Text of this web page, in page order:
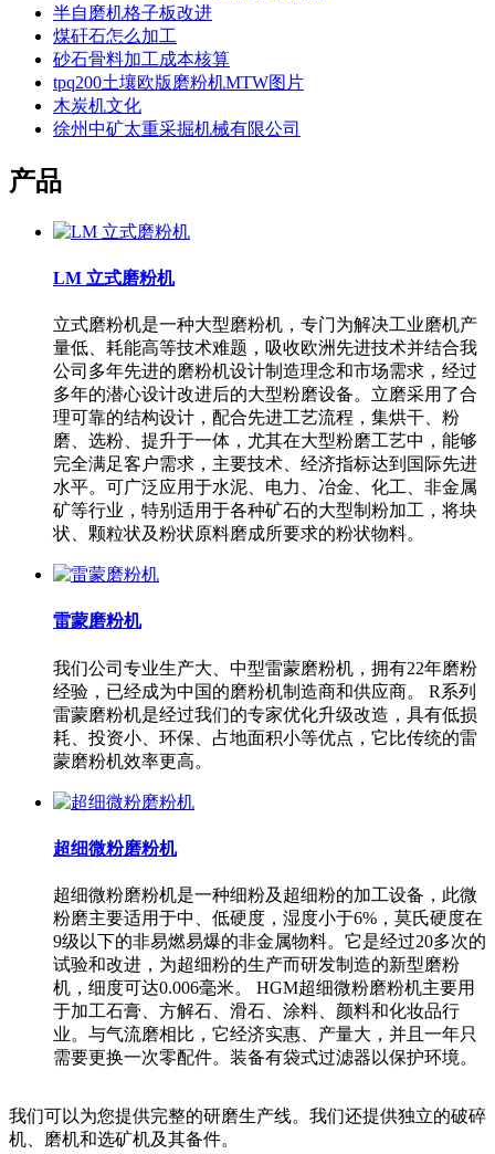
半自磨机格子板改进
煤矸石怎么加工
砂石骨料加工成本核算
tpq200土壤欧版磨粉机MTW图片
木炭机文化
徐州中矿太重采掘机械有限公司
产品
LM 立式磨粉机
立式磨粉机是一种大型磨粉机，专门为解决工业磨机产
量低、耗能高等技术难题，吸收欧洲先进技术并结合我
公司多年先进的磨粉机设计制造理念和市场需求，经过
多年的潜心设计改进后的大型粉磨设备。立磨采用了合
理可靠的结构设计，配合先进工艺流程，集烘干、粉
磨、选粉、提升于一体，尤其在大型粉磨工艺中，能够
完全满足客户需求，主要技术、经济指标达到国际先进
水平。可广泛应用于水泥、电力、冶金、化工、非金属
矿等行业，特别适用于各种矿石的大型制粉加工，将块
状、颗粒状及粉状原料磨成所要求的粉状物料。
雷蒙磨粉机
我们公司专业生产大、中型雷蒙磨粉机，拥有22年磨粉
经验，已经成为中国的磨粉机制造商和供应商。 R系列
雷蒙磨粉机是经过我们的专家优化升级改造，具有低损
耗、投资小、环保、占地面积小等优点，它比传统的雷
蒙磨粉机效率更高。
超细微粉磨粉机
超细微粉磨粉机是一种细粉及超细粉的加工设备，此微
粉磨主要适用于中、低硬度，湿度小于6%，莫氏硬度在
9级以下的非易燃易爆的非金属物料。它是经过20多次的
试验和改进，为超细粉的生产而研发制造的新型磨粉
机，细度可达0.006毫米。 HGM超细微粉磨粉机主要用
于加工石膏、方解石、滑石、涂料、颜料和化妆品行
业。与气流磨相比，它经济实惠、产量大，并且一年只
需要更换一次零配件。装备有袋式过滤器以保护环境。
我们可以为您提供完整的研磨生产线。我们还提供独立的破碎
机、磨机和选矿机及其备件。